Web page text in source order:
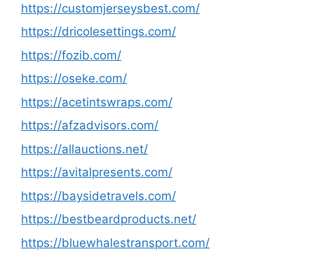
https://customjerseysbest.com/
https://dricolesettings.com/
https://fozib.com/
https://oseke.com/
https://acetintswraps.com/
https://afzadvisors.com/
https://allauctions.net/
https://avitalpresents.com/
https://baysidetravels.com/
https://bestbeardproducts.net/
https://bluewhalestransport.com/